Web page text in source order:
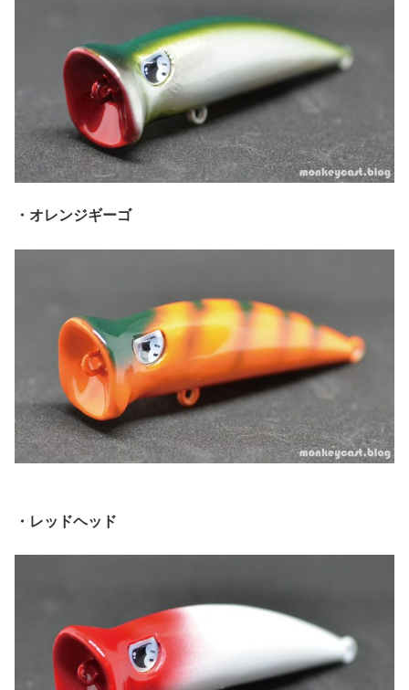
・オレンジギーゴ
・レッドヘッド